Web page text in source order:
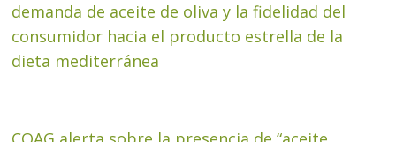
demanda de aceite de oliva y la fidelidad del
consumidor hacia el producto estrella de la
dieta mediterránea